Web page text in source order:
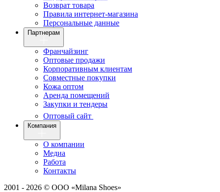
Возврат товара
Правила интернет-магазина
Персональные данные
Партнерам
Франчайзинг
Оптовые продажи
Корпоративным клиентам
Совместные покупки
Кожа оптом
Аренда помещений
Закупки и тендеры
Оптовый сайт
Компания
О компании
Медиа
Работа
Контакты
2001 - 2026 © ООО «Milana Shoes»